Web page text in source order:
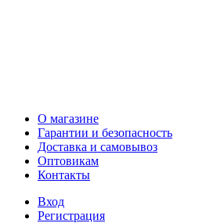
О магазине
Гарантии и безопасность
Доставка и самовывоз
Оптовикам
Контакты
Вход
Регистрация